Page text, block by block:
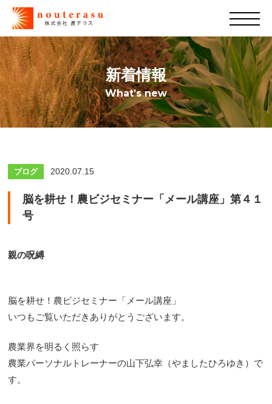
新着情報
What’s new
ブログ 2020.07.15
脳を耕せ！農ビジセミナー「メール講座」第４１
号
親の呪縛
脳を耕せ！農ビジセミナー「メール講座」
いつもご覧いただきありがとうございます。
農業界を明るく照らす
農業パーソナルトレーナーの山下弘幸（やましたひろゆき）で
す。